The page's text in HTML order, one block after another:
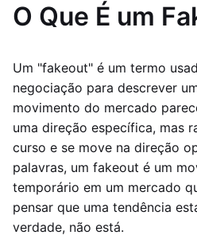
O Que É um
Um "fakeout" é um termo
negociação para descrever
movimento do mercado
uma direção específica, mas
curso e se move na direção
palavras, um fakeout é um
temporário em um mercado
pensar que uma tendência
verdade, não está.